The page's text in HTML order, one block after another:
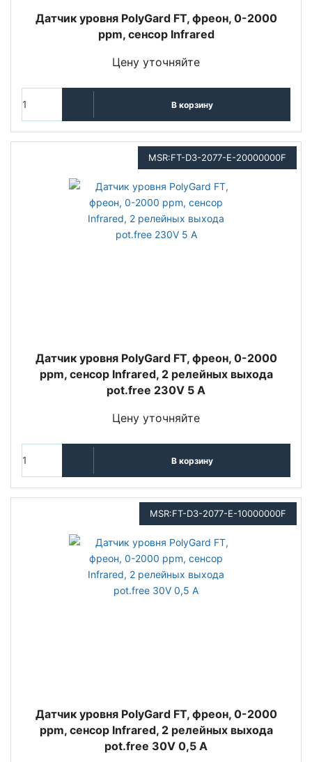
Датчик уровня PolyGard FT, фреон, 0-2000
ppm, сенсор Infrared
Цену уточняйте
В корзину
MSR:FT-D3-2077-E-20000000F
Датчик уровня PolyGard FT, фреон, 0-2000
ppm, сенсор Infrared, 2 релейных выхода
pot.free 230V 5 A
Цену уточняйте
В корзину
MSR:FT-D3-2077-E-10000000F
Датчик уровня PolyGard FT, фреон, 0-2000
ppm, сенсор Infrared, 2 релейных выхода
pot.free 30V 0,5 A